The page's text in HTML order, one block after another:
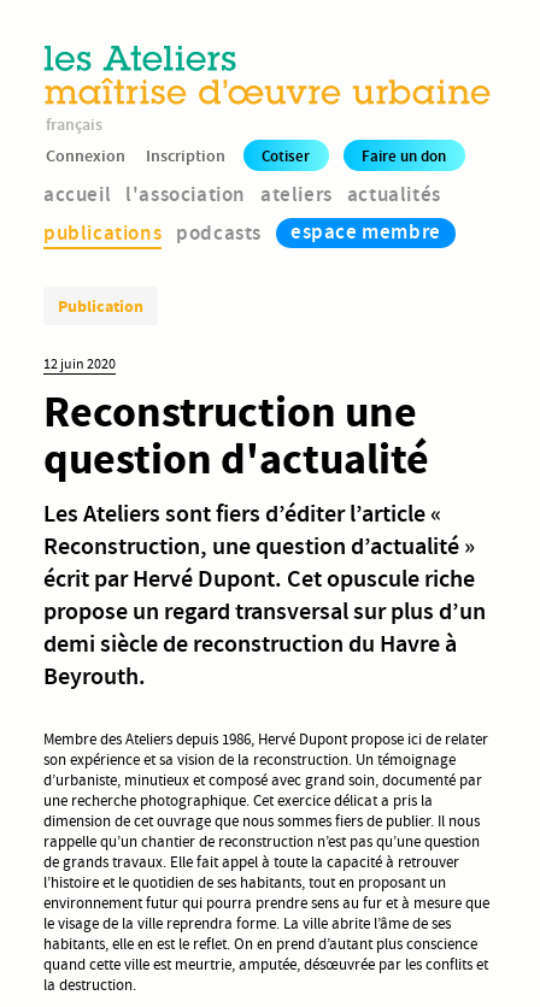
français
Connexion
Inscription Cotiser Faire un don
accueil l'association ateliers
actualités
publications podcasts espace membre
Publication
12 juin 2020
Reconstruction une
question d'actualité
Les Ateliers sont fiers d’éditer l’article «
Reconstruction, une question d’actualité »
écrit par Hervé Dupont. Cet opuscule riche
propose un regard transversal sur plus d’un
demi siècle de reconstruction du Havre à
Beyrouth.
Membre des Ateliers depuis 1986, Hervé Dupont propose ici de relater
son expérience et sa vision de la reconstruction. Un témoignage
d’urbaniste, minutieux et composé avec grand soin, documenté par
une recherche photographique. Cet exercice délicat a pris la
dimension de cet ouvrage que nous sommes fiers de publier. Il nous
rappelle qu’un chantier de reconstruction n’est pas qu’une question
de grands travaux. Elle fait appel à toute la capacité à retrouver
l’histoire et le quotidien de ses habitants, tout en proposant un
environnement futur qui pourra prendre sens au fur et à mesure que
le visage de la ville reprendra forme. La ville abrite l’âme de ses
habitants, elle en est le reflet. On en prend d’autant plus conscience
quand cette ville est meurtrie, amputée, désœuvrée par les conflits et
la destruction.